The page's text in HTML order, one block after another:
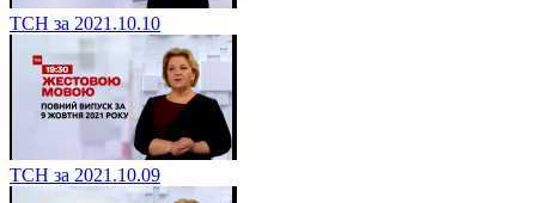
ТСН за 2021.10.10
ТСН за 2021.10.09